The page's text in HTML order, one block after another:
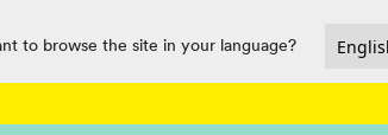
to browse the site in your language?